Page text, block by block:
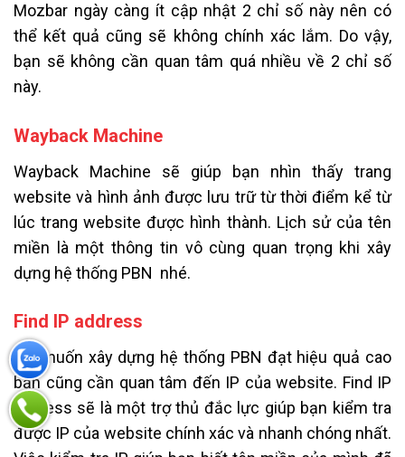
Mozbar ngày càng ít cập nhật 2 chỉ số này nên có
thể kết quả cũng sẽ không chính xác lắm. Do vậy,
bạn sẽ không cần quan tâm quá nhiều về 2 chỉ số
này.
Wayback Machine
Wayback Machine sẽ giúp bạn nhìn thấy trang
website và hình ảnh được lưu trữ từ thời điểm kể từ
lúc trang website được hình thành. Lịch sử của tên
miền là một thông tin vô cùng quan trọng khi xây
dựng hệ thống PBN nhé.
Find IP address
Khi muốn xây dựng hệ thống PBN đạt hiệu quả cao
bạn cũng cần quan tâm đến IP của website. Find IP
address sẽ là một trợ thủ đắc lực giúp bạn kiểm tra
được IP của website chính xác và nhanh chóng nhất.